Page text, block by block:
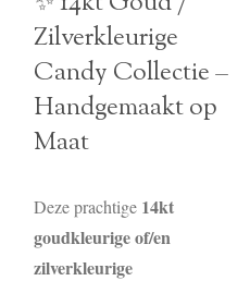
Zilverkleurige
Candy Collectie –
Handgemaakt op
Maat
Deze prachtige 14kt
goudkleurige of/en
zilverkleurige